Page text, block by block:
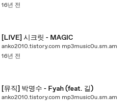
16년 전
[LIVE] 시크릿 - MAGIC
anko2010.tistory.com mp3music0u.sm.am
16년 전
[뮤직] 박명수 - Fyah (feat. 길)
anko2010.tistory.com mp3music0u.sm.am